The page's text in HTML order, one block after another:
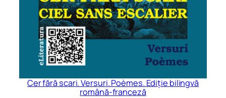
Cer fără scari. Versuri. Poèmes. Ediție bilingvă
română-franceză